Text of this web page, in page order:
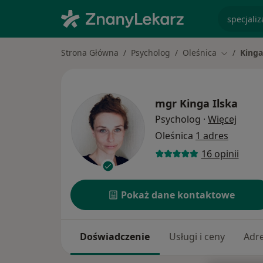
Strona Główna Psycholog Oleśnica Zmień
mgr Kinga Ilska
Psycholog · Więcej
Oleśnica 1 adres
16 opinii
Pokaż dane kontaktowe
Doświadczenie Usługi i ceny